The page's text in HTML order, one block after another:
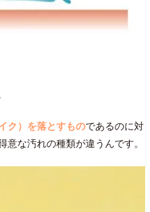
ク）を落とすものであるのに対
意な汚れの種類が違うんです。